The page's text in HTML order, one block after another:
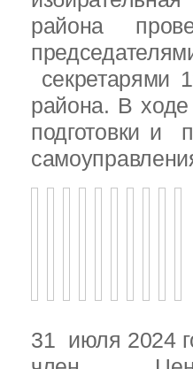
района
секретарями
района. В
подготовки и
31 июля 2024